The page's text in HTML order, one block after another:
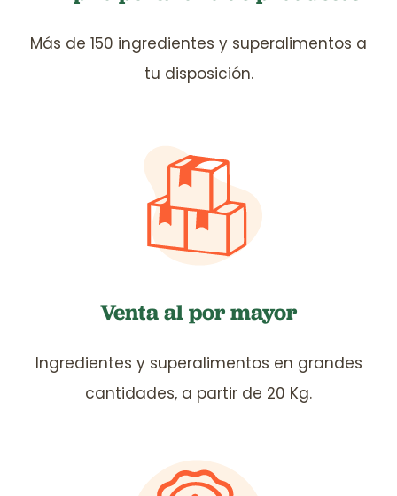
Más de 150 ingredientes y superalimentos a
tu disposición.
Venta al por mayor
Ingredientes y superalimentos en grandes
cantidades, a partir de 20 Kg.